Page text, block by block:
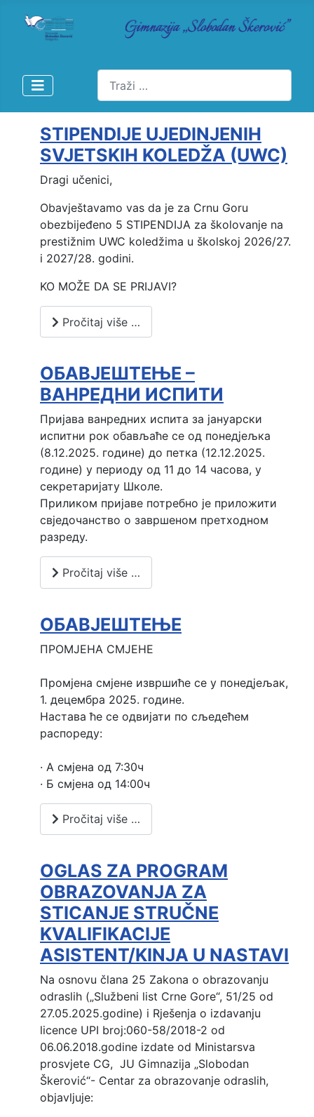
Pretraži
STIPENDIJE UJEDINJENIH
SVJETSKIH KOLEDŽA (UWC)
Dragi učenici,
Obavještavamo vas da je za Crnu Goru
obezbijeđeno 5 STIPENDIJA za školovanje na
prestižnim UWC koledžima u školskoj 2026/27.
i 2027/28. godini.
KO MOŽE DA SE PRIJAVI?
Pročitaj više …
ОБАВЈЕШТЕЊЕ –
ВАНРЕДНИ ИСПИТИ
Пријава ванредних испита за јануарски
испитни рок обављаће се од понедјељка
(8.12.2025. године) до петка (12.12.2025.
године) у периоду од 11 до 14 часова, у
секретаријату Школе.
Приликом пријаве потребно је приложити
свједочанство о завршеном претходном
разреду.
Pročitaj više …
ОБАВЈЕШТЕЊЕ
ПРОМЈЕНА СМЈЕНЕ
Промјена смјене извршиће се у понедјељак,
1. децембра 2025. године.
Настава ће се одвијати по сљедећем
распореду:
· А смјена од 7:30ч
· Б смјена од 14:00ч
Pročitaj više …
OGLAS ZA PROGRAM
OBRAZOVANJA ZA
STICANJE STRUČNE
KVALIFIKACIJE
ASISTENT/KINJA U NASTAVI
Na osnovu člana 25 Zakona o obrazovanju
odraslih („Službeni list Crne Gore“, 51/25 od
27.05.2025.godine) i Rješenja o izdavanju
licence UPI broj:060-58/2018-2 od
06.06.2018.godine izdate od Ministarsva
prosvjete CG, JU Gimnazija „Slobodan
Škerović“- Centar za obrazovanje odraslih,
objavljuje: